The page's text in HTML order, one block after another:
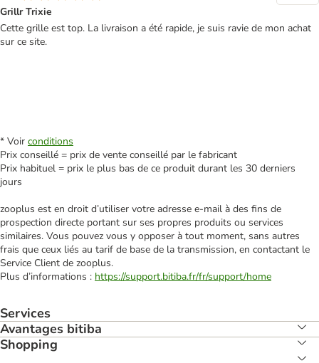
Grillr Trixie
Cette grille est top. La livraison a été rapide, je suis ravie de mon achat
sur ce site.
* Voir conditions
Prix conseillé = prix de vente conseillé par le fabricant
Prix habituel = prix le plus bas de ce produit durant les 30 derniers
jours
zooplus est en droit d’utiliser votre adresse e‑mail à des fins de
prospection directe portant sur ses propres produits ou services
similaires. Vous pouvez vous y opposer à tout moment, sans autres
frais que ceux liés au tarif de base de la transmission, en contactant le
Service Client de zooplus.
Plus d’informations : https://support.bitiba.fr/fr/support/home
Services
Avantages bitiba
Shopping